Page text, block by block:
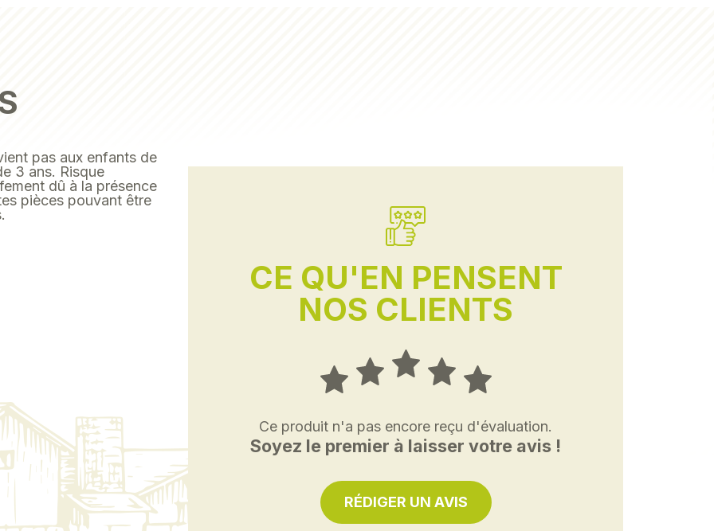
pas aux enfants de
3 ans. Risque
dû à la présence
pièces pouvant être
CE QU'EN PENSENT
NOS CLIENTS
Ce produit n'a pas encore reçu d'évaluation.
Soyez le premier à laisser votre avis !
RÉDIGER UN AVIS